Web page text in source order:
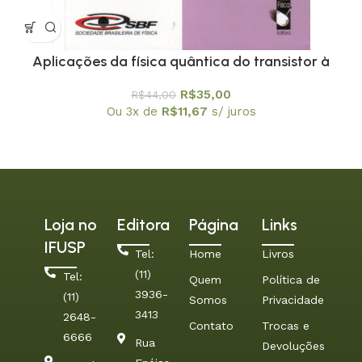
Aplicações da física quântica do transistor à
/ SBF
R$44,00 R$35,00
Ou 3x de R$11,67 s/ juros
Loja no
IFUSP
Tel:
(11)
2648-
6666
Editora
Tel:
(11)
3936-
3413
Rua
Página
Home
Quem
Somos
Contato
Links
Livros
Política de
Privacidade
Trocas e
Devoluções